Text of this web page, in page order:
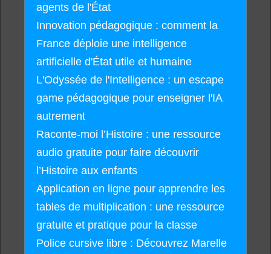
agents de l'État
Innovation pédagogique : comment la
France déploie une intelligence
artificielle d'État utile et humaine
L'Odyssée de l'Intelligence : un escape
game pédagogique pour enseigner l'IA
autrement
Raconte-moi l’Histoire : une ressource
audio gratuite pour faire découvrir
l’Histoire aux enfants
Application en ligne pour apprendre les
tables de multiplication : une ressource
gratuite et pratique pour la classe
Police cursive libre : Découvrez Marelle